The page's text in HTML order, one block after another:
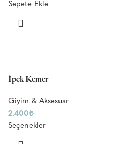
Sepete Ekle
İpek Kemer
Giyim & Aksesuar
2.400₺
Seçenekler